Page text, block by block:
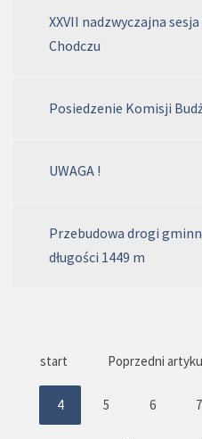
XXVII nadzwyczajna
Chodczu
Posiedzenie Komisji
UWAGA !
Przebudowa drogi
długości 1449 m
start Poprzedni
4 5 6 7